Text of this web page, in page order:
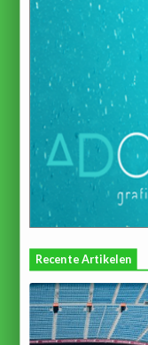
Recente Artikelen